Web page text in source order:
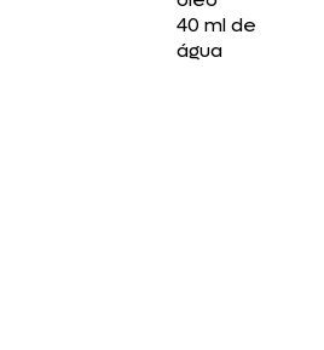
40 ml de
água